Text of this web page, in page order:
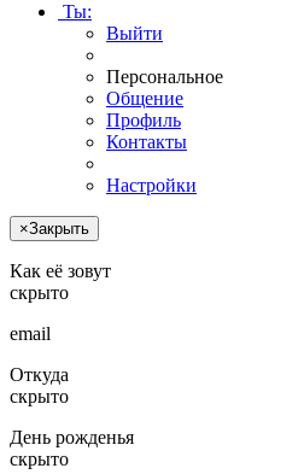
Ты:
Выйти
Персональное
Общение
Профиль
Контакты
Настройки
×Закрыть
Как её зовут
скрыто
email
Откуда
скрыто
День рожденья
скрыто